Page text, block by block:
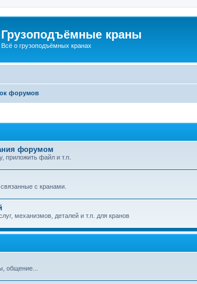
Грузоподъёмные краны
Всё о грузоподъёмных кранах
форумов
форумом
приложить файл и т.п.
с кранами.
механизмов, деталей и т.п. для кранов
общение...